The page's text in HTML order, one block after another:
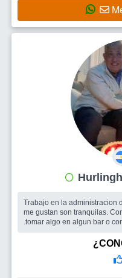
Trabajo en la administracion
me gustan son tranquilas.
.tomar algo en algun bar o
Amigos para salir . Si